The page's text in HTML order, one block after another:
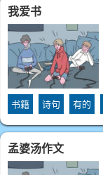
我爱书
书籍 诗句 有的
孟婆汤作文